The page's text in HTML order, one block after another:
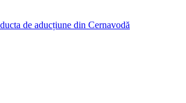
de aducțiune din Cernavodă